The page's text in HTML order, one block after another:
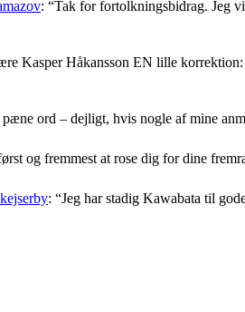
: “Tak for fortolkningsbidrag. Jeg
Kasper Håkansson EN lille
ord – dejligt, hvis nogle af mine
og fremmest at rose dig for dine
: “Jeg har stadig Kawabata til